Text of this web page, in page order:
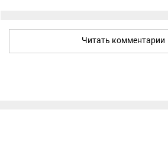
Читать комментарии